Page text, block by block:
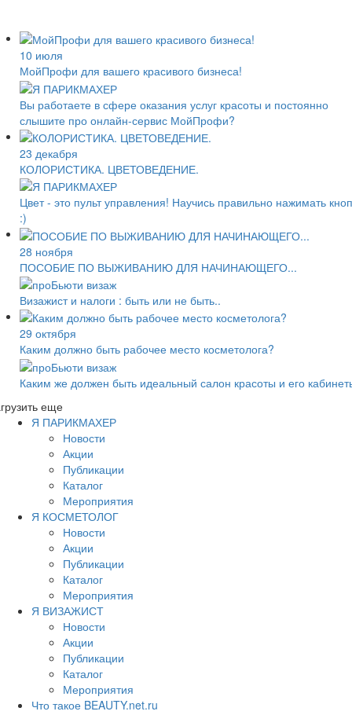
10 июля
МойПрофи для вашего красивого бизнеса!
Вы работаете в сфере оказания услуг красоты и ​​постоянно
слышите про онлайн-сервис МойПрофи?
23 декабря
КОЛОРИСТИКА. ЦВЕТОВЕДЕНИЕ.
Цвет - это пульт управления! Научись правильно нажимать
:)
28 ноября
ПОСОБИЕ ПО ВЫЖИВАНИЮ ДЛЯ НАЧИНАЮЩЕГО...
Визажист и налоги : быть или не быть..
29 октября
Каким должно быть рабочее место косметолога?
Каким же должен быть идеальный салон красоты и его
еще
Я ПАРИКМАХЕР
Новости
Акции
Публикации
Каталог
Мероприятия
Я КОСМЕТОЛОГ
Новости
Акции
Публикации
Каталог
Мероприятия
Я ВИЗАЖИСТ
Новости
Акции
Публикации
Каталог
Мероприятия
Что такое BEAUTY.net.ru